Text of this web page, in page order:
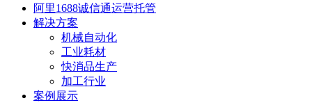
阿里1688诚信通运营托管
解决方案
机械自动化
工业耗材
快消品生产
加工行业
案例展示